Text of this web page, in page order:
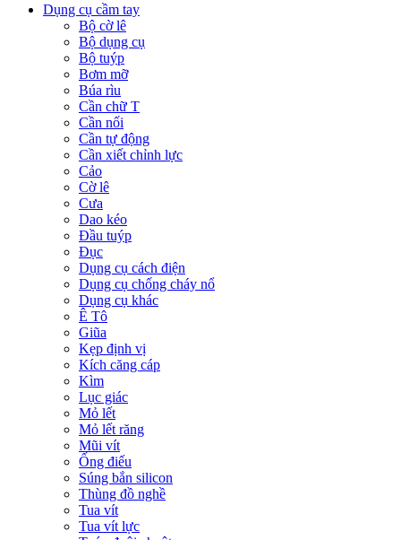
Dụng cụ cầm tay
Bộ cờ lê
Bộ dụng cụ
Bộ tuýp
Bơm mỡ
Búa rìu
Cần chữ T
Cần nối
Cần tự động
Cần xiết chỉnh lực
Cảo
Cờ lê
Cưa
Dao kéo
Đầu tuýp
Đục
Dụng cụ cách điện
Dụng cụ chống cháy nổ
Dụng cụ khác
Ê Tô
Giũa
Kẹp định vị
Kích căng cáp
Kìm
Lục giác
Mỏ lết
Mỏ lết răng
Mũi vít
Ống điếu
Súng bắn silicon
Thùng đồ nghề
Tua vít
Tua vít lực